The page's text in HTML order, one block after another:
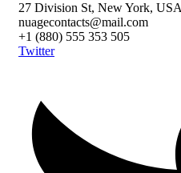
27 Division St, New York, USA
nuagecontacts@mail.com
+1 (880) 555 353 505
Twitter